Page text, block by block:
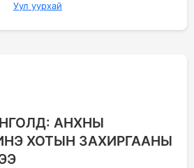
Уул уурхай
АНХНЫ
ХОТЫН ЗАХИРГААНЫ